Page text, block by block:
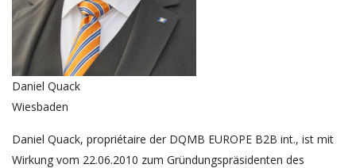
Daniel Quack
Wiesbaden
Daniel Quack, propriétaire der DQMB EUROPE B2B int., ist mit
Wirkung vom 22.06.2010 zum Gründungspräsidenten des